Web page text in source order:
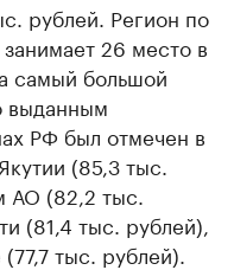
рублей. Регион по
26 место в
самый большой
выданным
РФ был отмечен в
(85,3 тыс.
АО (82,2 тыс.
(81,4 тыс. рублей),
тыс. рублей).